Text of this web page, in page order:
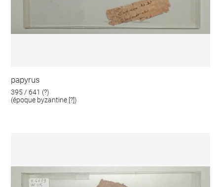
papyrus
395 / 641 (?)
(époque byzantine [?])